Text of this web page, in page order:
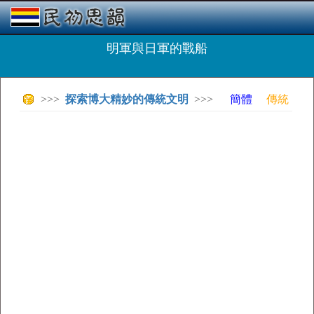
明軍與日軍的戰船
>>> 探索博大精妙的傳統文明 >>> 簡體 傳統